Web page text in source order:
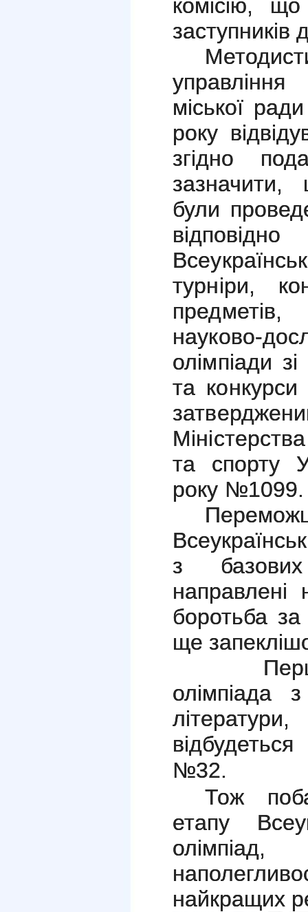
комісію,
заступників
управління
міської
року
згідно
зазначити,
були
турніри,
науково-
олімпіади
та конкурси
та спорту
року
з
боротьба
ще
олімпіада
№32.
Тож
етапу
найкращих